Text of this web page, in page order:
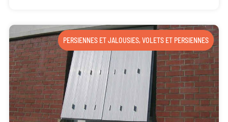
PERSIENNES ET JALOUSIES,VOLETS ET PERSIENNES